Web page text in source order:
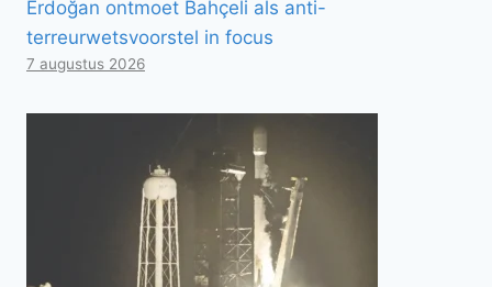
Erdoğan ontmoet Bahçeli als anti-
terreurwetsvoorstel in focus
7 augustus 2026